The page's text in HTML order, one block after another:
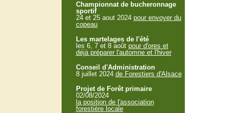
Championnat de bucheronnage
sportif
24 et 25 aout 2024 pour envoyer du
copeau
Les martelages de l'été
les 6, 7 et 8 août pour d'ores et
déjà préparer l'automne et l'hiver
Conseil d'Administration
8 juillet 2024 de Forestiers d'Alsace
Projet de Forêt primaire
02/08/2024
la position de l'association
forestière locale